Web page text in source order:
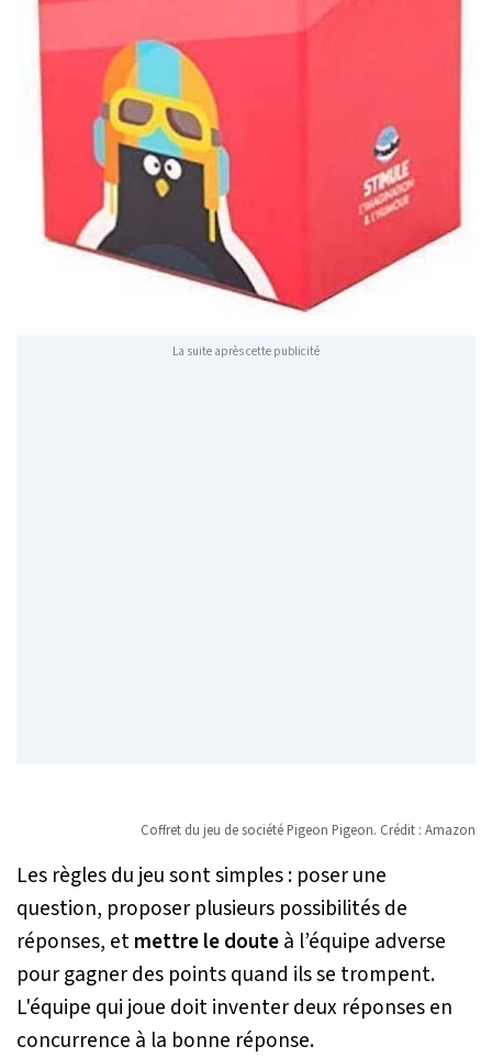
La suite après cette publicité
Coffret du jeu de société Pigeon Pigeon. Crédit : Amazon
Les règles du jeu sont simples : poser une
question, proposer plusieurs possibilités de
réponses, etmettre le douteà l’équipe adverse
pour gagner des points quand ils se trompent.
L'équipe qui joue doit inventer deux réponses en
concurrence à la bonne réponse.